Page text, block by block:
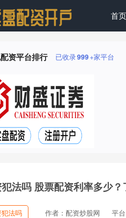
首页
资平台排行 已收录999+家平台
法吗 股票配资利率多少
法吗 作者：配资炒股网 平